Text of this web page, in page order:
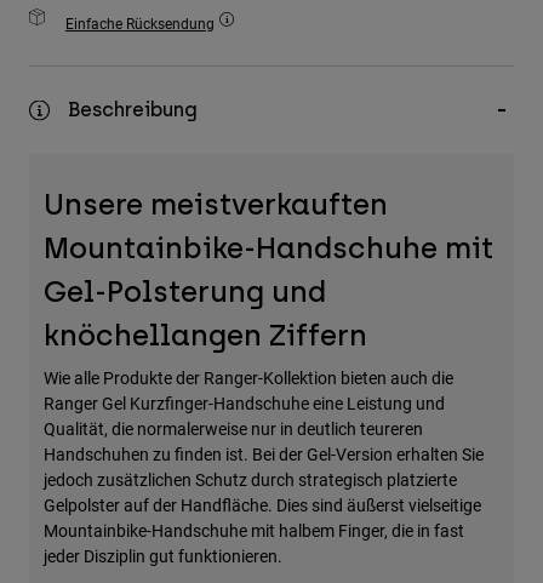
Zubehör
Taschen & Rucksäcke
Einfache Rücksendung
Beschreibung
Unsere meistverkauften
Mountainbike-Handschuhe mit
Gel-Polsterung und
knöchellangen Ziffern
Wie alle Produkte der Ranger-Kollektion bieten auch die
Ranger Gel Kurzfinger-Handschuhe eine Leistung und
Qualität, die normalerweise nur in deutlich teureren
Handschuhen zu finden ist. Bei der Gel-Version erhalten Sie
jedoch zusätzlichen Schutz durch strategisch platzierte
Gelpolster auf der Handfläche. Dies sind äußerst vielseitige
Mountainbike-Handschuhe mit halbem Finger, die in fast
jeder Disziplin gut funktionieren.